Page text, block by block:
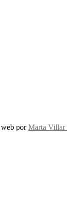
porMarta Villar